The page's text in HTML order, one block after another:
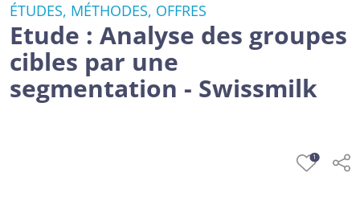
ÉTUDES, MÉTHODES, OFFRES
Etude : Analyse des groupes
cibles par une
segmentation - Swissmilk
1